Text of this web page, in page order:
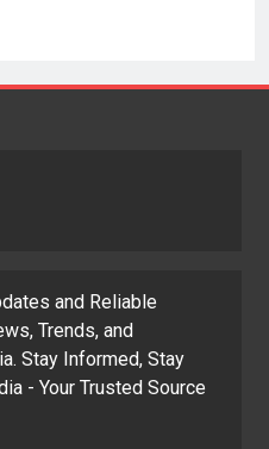
and Reliable
Trends, and
Stay Informed, Stay
- Your Trusted Source